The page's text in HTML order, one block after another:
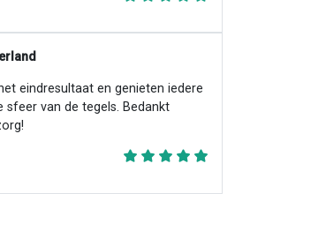
eindresultaat en genieten iedere
sfeer van de tegels. Bedankt